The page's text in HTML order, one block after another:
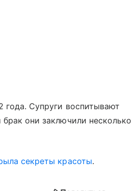
года. Супруги воспитывают
они заключили несколько
секреты красоты.